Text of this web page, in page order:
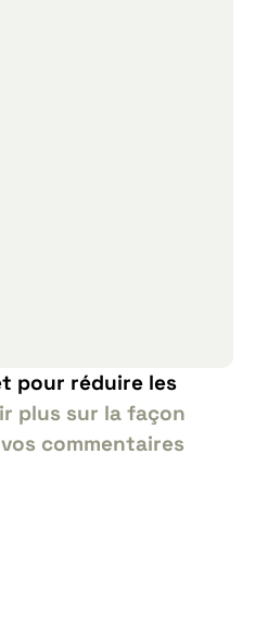
pour réduire les
plus sur la façon
commentaires